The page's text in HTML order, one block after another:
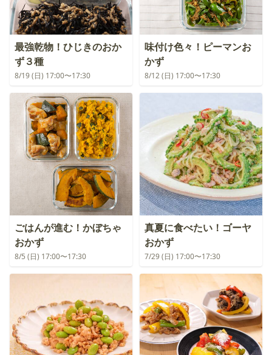
最強乾物！ひじきのおか
ず３種
8/19 (日) 17:00〜17:30
味付け色々！ピーマンお
かず
8/12 (日) 17:00〜17:30
ごはんが進む！かぼちゃ
おかず
8/5 (日) 17:00〜17:30
真夏に食べたい！ゴーヤ
おかず
7/29 (日) 17:00〜17:30